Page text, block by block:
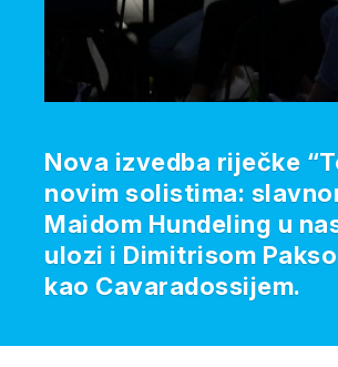
Nova izvedba riječke
novim solistima:
Maidom Hundeling u
ulozi i Dimitrisom
kao Cavaradossijem.